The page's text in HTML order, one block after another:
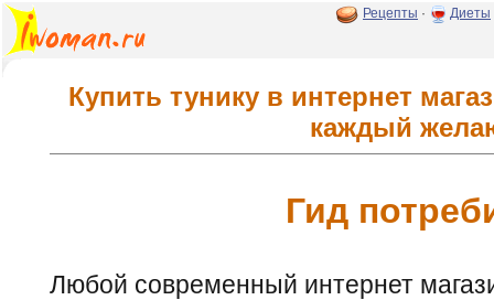
Рецепты · Диеты
Купить тунику в интернет
каждый
Гид
Любой современный интернет